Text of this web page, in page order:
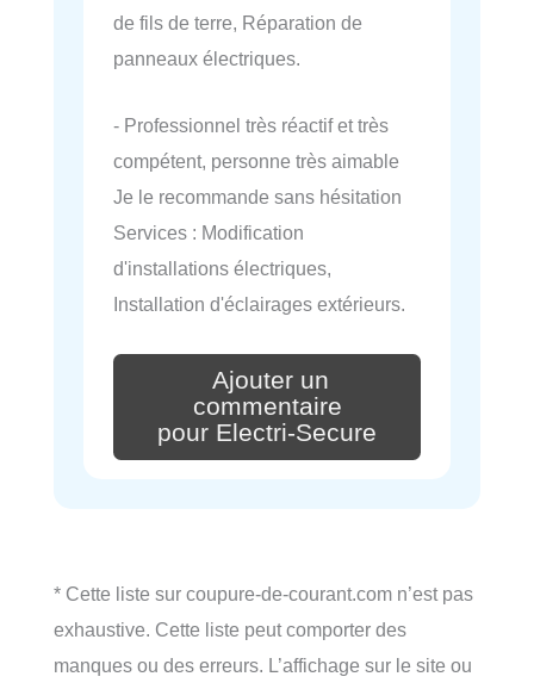
de fils de terre, Réparation de
panneaux électriques.
- Professionnel très réactif et très
compétent, personne très aimable
Je le recommande sans hésitation
Services : Modification
d'installations électriques,
Installation d'éclairages extérieurs.
Ajouter un
commentaire
pour Electri-Secure
* Cette liste sur coupure-de-courant.com n’est pas
exhaustive. Cette liste peut comporter des
manques ou des erreurs. L’affichage sur le site ou